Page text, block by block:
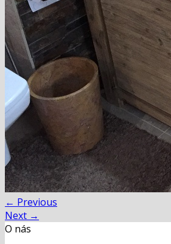
← Previous
Next →
O nás